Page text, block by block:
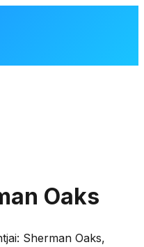
Oaks
Sherman Oaks,